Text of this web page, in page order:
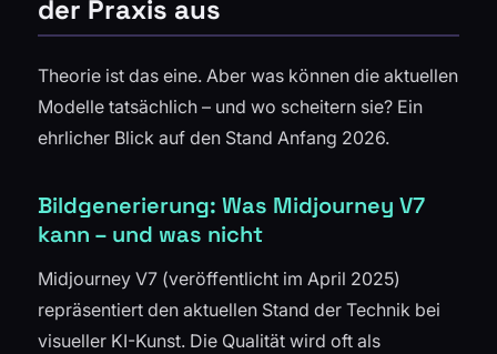
der Praxis aus
Theorie ist das eine. Aber was können die aktuellen
Modelle tatsächlich – und wo scheitern sie? Ein
ehrlicher Blick auf den Stand Anfang 2026.
Bildgenerierung: Was Midjourney V7
kann – und was nicht
Midjourney V7 (veröffentlicht im April 2025)
repräsentiert den aktuellen Stand der Technik bei
visueller KI-Kunst. Die Qualität wird oft als